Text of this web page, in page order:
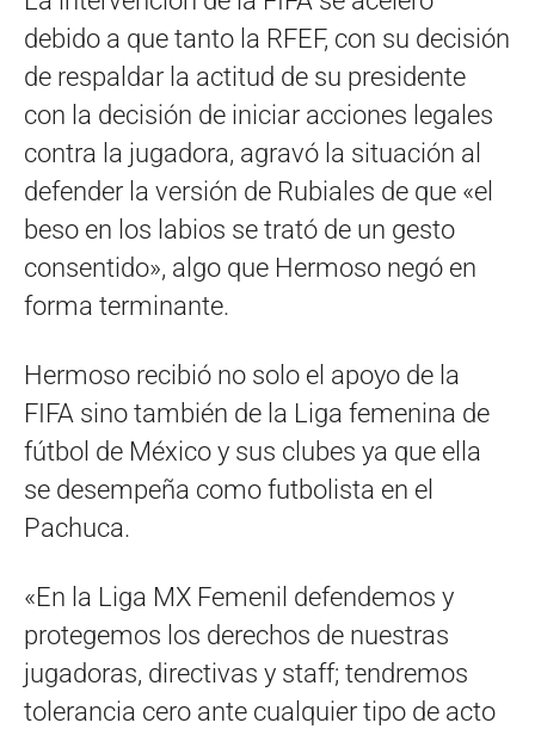
debido a que tanto la RFEF, con su decisión
de respaldar la actitud de su presidente
con la decisión de iniciar acciones legales
contra la jugadora, agravó la situación al
defender la versión de Rubiales de que «el
beso en los labios se trató de un gesto
consentido», algo que Hermoso negó en
forma terminante.
Hermoso recibió no solo el apoyo de la
FIFA sino también de la Liga femenina de
fútbol de México y sus clubes ya que ella
se desempeña como futbolista en el
Pachuca.
«En la Liga MX Femenil defendemos y
protegemos los derechos de nuestras
jugadoras, directivas y staff; tendremos
tolerancia cero ante cualquier tipo de acto